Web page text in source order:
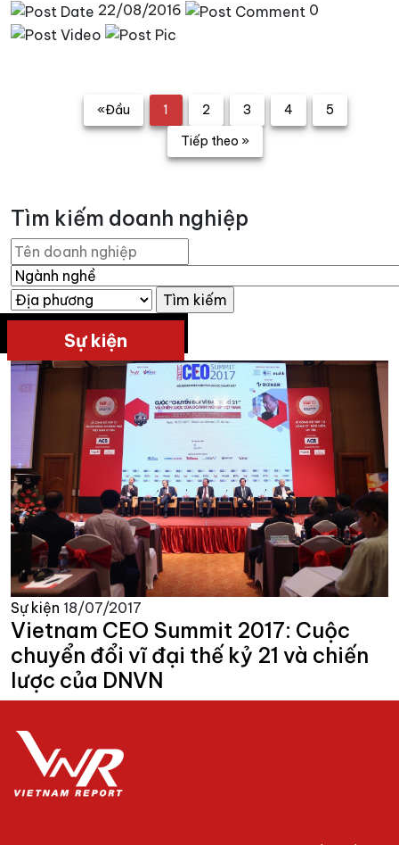
22/08/2016
0
«Đầu 1 2 3 4
5
Tiếp theo »
Tìm kiếm doanh nghiệp
Sự kiện
Sự kiện 18/07/2017
Vietnam CEO Summit 2017: Cuộc
chuyển đổi vĩ đại thế kỷ 21 và chiến
lược của DNVN